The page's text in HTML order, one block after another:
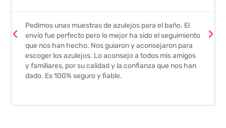
Pedimos unas muestras de azulejos para el baño. El
envío fue perfecto pero lo mejor ha sido el seguimiento
que nos han hecho. Nos guiaron y aconsejaron para
escoger los azulejos. Lo aconsejo a todos mis amigos
y familiares, por su calidad y la confianza que nos han
dado. Es 100% seguro y fiable.